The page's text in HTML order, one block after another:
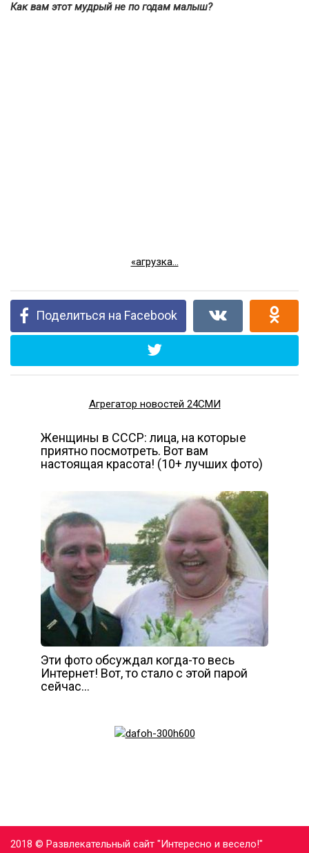
Как вам этот мудрый не по годам малыш?
«агрузка...
Поделиться на Facebook
Агрегатор новостей 24СМИ
Женщины в СССР: лица, на которые
приятно посмотреть. Вот вам
настоящая красота! (10+ лучших фото)
Эти фото обсуждал когда-то весь
Интернет! Вот, то стало с этой парой
сейчас…
2018 © Развлекательный сайт "Интересно и весело!"